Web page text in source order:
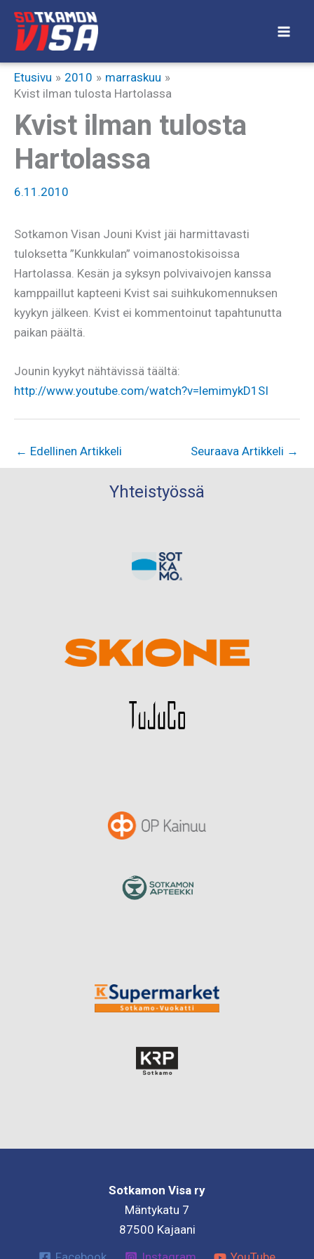
Siirry
sisältöön
Etusivu 2010
marraskuu
Kvist ilman tulosta Hartolassa
Kvist ilman tulosta
Hartolassa
6.11.2010
Sotkamon Visan Jouni Kvist jäi harmittavasti
tuloksetta ”Kunkkulan” voimanostokisoissa
Hartolassa. Kesän ja syksyn polvivaivojen kanssa
kamppaillut kapteeni Kvist sai suihkukomennuksen
kyykyn jälkeen. Kvist ei kommentoinut tapahtunutta
paikan päältä.
Jounin kyykyt nähtävissä täältä:
http://www.youtube.com/watch?v=lemimykD1SI
← Edellinen Artikkeli Seuraava Artikkeli →
Yhteistyössä
Sotkamon Visa ry
Mäntykatu 7
87500 Kajaani